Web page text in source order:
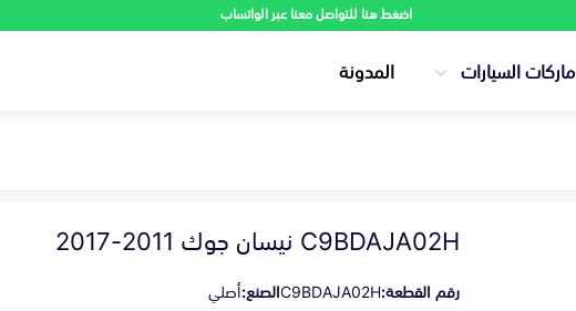
اضغط هنا للتواصل معنا عبر الواتساب
ماركات السيارات المدونة
C9BDAJA02H نيسان جوك 2011-2017
رقم القطعة:C9BDAJA02Hالصنع:أصلي